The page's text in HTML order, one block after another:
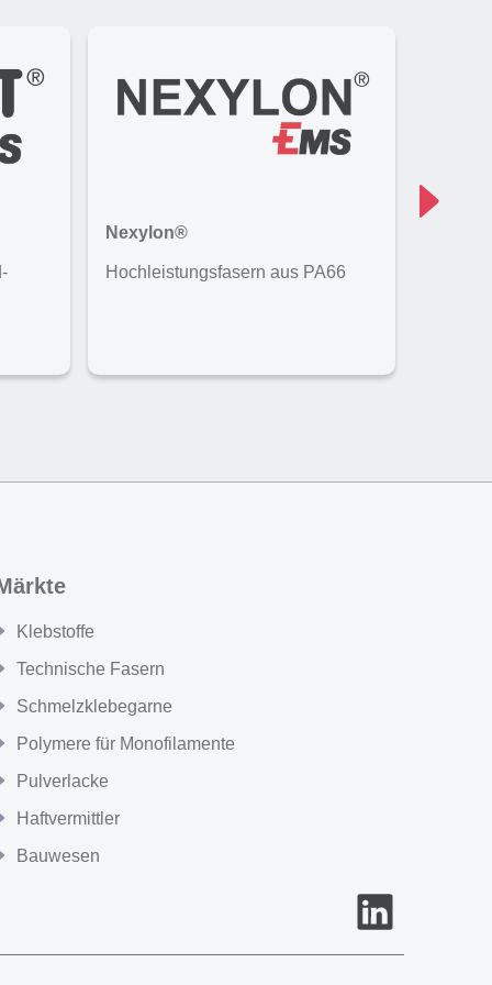
Nexylon®
Hochleistungsfasern aus PA66
Klebstoffe
Technische Fasern
Schmelzklebegarne
Polymere für Monofilamente
Pulverlacke
Haftvermittler
Bauwesen